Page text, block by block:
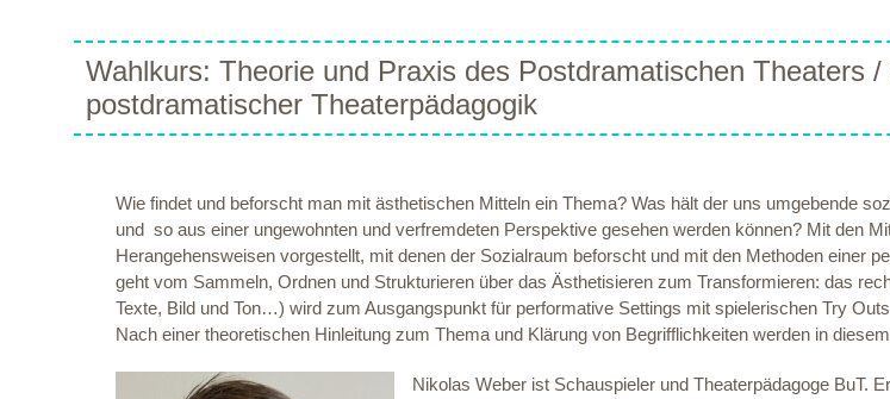
Wahlkurs: Theorie und Praxis des Postdramatischen Theaters
postdramatischer Theaterpädagogik
Wie findet und beforscht man mit ästhetischen Mitteln ein Thema? Was hält der uns umgebende
und so aus einer ungewohnten und verfremdeten Perspektive gesehen werden können? Mit den
Herangehensweisen vorgestellt, mit denen der Sozialraum beforscht und mit den Methoden einer
geht vom Sammeln, Ordnen und Strukturieren über das Ästhetisieren zum Transformieren: das
Texte, Bild und Ton…) wird zum Ausgangspunkt für performative Settings mit spielerischen Try
Nach einer theoretischen Hinleitung zum Thema und Klärung von Begrifflichkeiten werden in
Nikolas Weber ist Schauspieler und Theaterpädagoge BuT.